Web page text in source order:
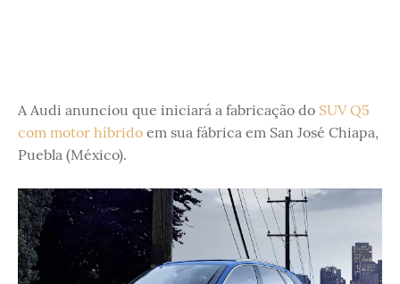
A Audi anunciou que iniciará a fabricação do SUV Q5
com motor híbrido em sua fábrica em San José Chiapa,
Puebla (México).